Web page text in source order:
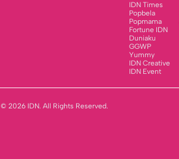
IDN Times
Popbela
Popmama
Fortune IDN
Duniaku
GGWP
Yummy
IDN Creative
IDN Event
© 2026 IDN. All Rights Reserved.